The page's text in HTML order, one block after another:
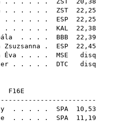
. . . . . . ZST 22,25
. . . . . . ESP 22,25
. . . . . . KAL 22,38
. . . . BBB 22,39
Zsuzsanna . ESP 22,45
. . . . MSE disq
. . . . . DTC disq
F16E
. . . . . SPA 10,53
. . . . . SPA 11,19